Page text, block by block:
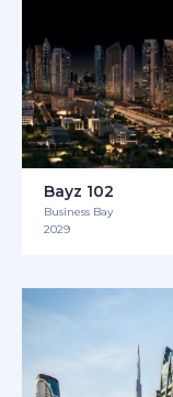
Bayz 102
Business Bay
2029